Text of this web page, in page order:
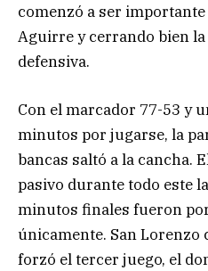
comenzó a ser
Aguirre y cerrando bien
defensiva.
Con el marcador 77-53 y
minutos por jugarse, la
bancas saltó a la cancha.
pasivo durante todo este
minutos finales fueron
únicamente. San Lorenzo
forzó el tercer juego, el